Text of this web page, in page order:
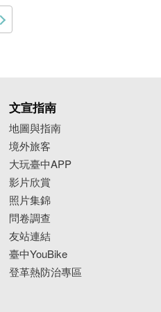
文宣指南
地圖與指南
境外旅客
大玩臺中APP
影片欣賞
照片集錦
問卷調查
友站連結
臺中YouBike
登革熱防治專區